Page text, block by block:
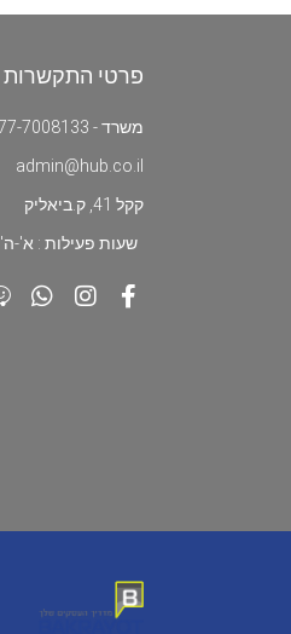
פרטי התקשרות
משרד - 077-7008133
admin@hub.co.il
קקל 41, ק.ביאליק
שעות פעילות : א'-ה' 8:00 - 19:00